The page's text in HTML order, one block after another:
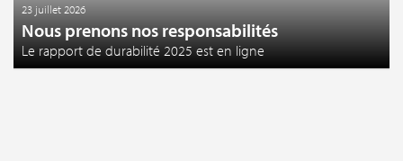
23 juillet 2026
Nous prenons nos responsabilités
Le rapport de durabilité 2025 est en ligne